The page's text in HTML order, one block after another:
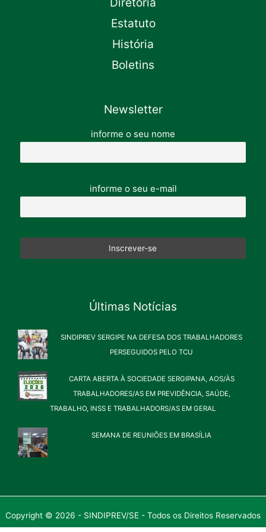
Estatuto
História
Boletins
Newsletter
informe o seu nome
informe o seu e-mail
Últimas Notícias
SINDIPREV SERGIPE NA DEFESA DOS TRABALHADORES
PERSEGUIDOS PELO TCU
CARTA ABERTA À SOCIEDADE SERGIPANA, AOS/ÀS
TRABALHADORES/AS EM PREVIDÊNCIA, SAÚDE,
TRABALHO, INSS E TRABALHADORS/AS EM GERAL
SEMANA DE REUNIÕES EM BRASÍLIA
Copyright © 2026 - SINDIPREV/SE - Todos os Direitos Reservados